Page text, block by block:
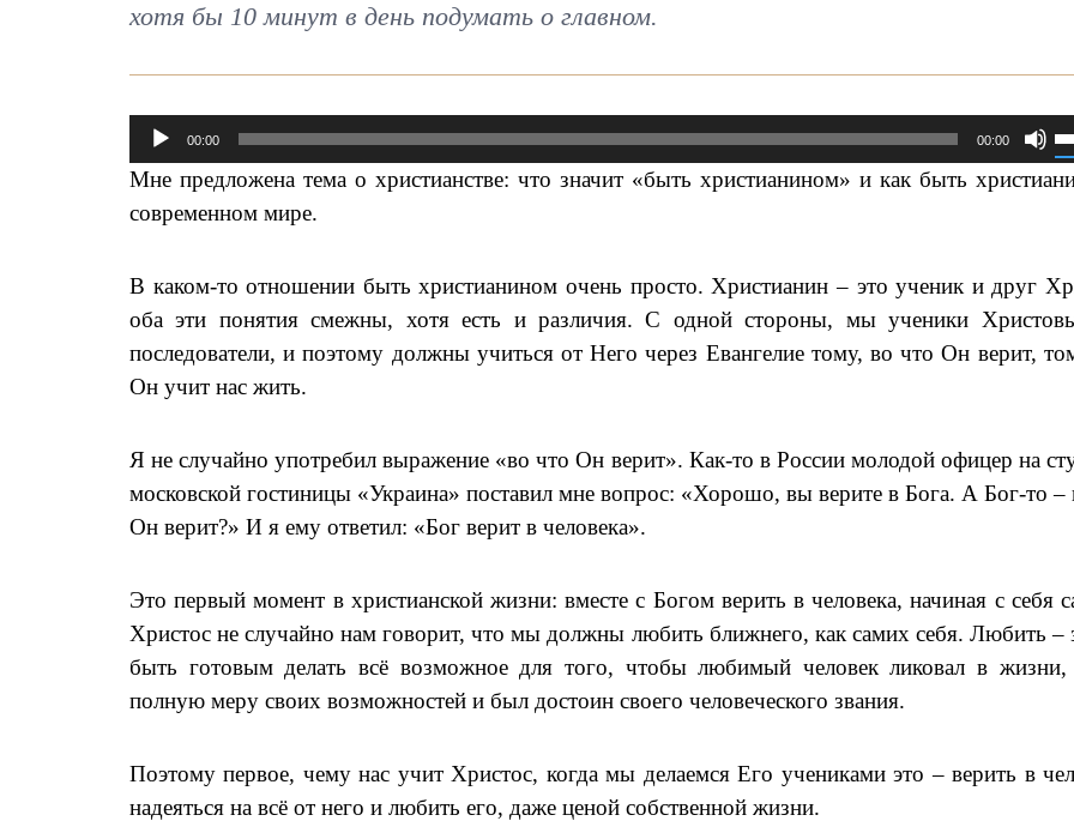
хотя бы 10 минут в день подумать о главном.
Аудиоплеер
00:00 00:00
Мне предложена тема о христианстве: что значит «быть христианином» и как быть
современном мире.
В каком-то отношении быть христианином очень просто. Христианин – это ученик и друг
оба эти понятия смежны, хотя есть и различия. С одной стороны, мы ученики
последователи, и поэтому должны учиться от Него через Евангелие тому, во что Он верит,
Он учит нас жить.
Я не случайно употребил выражение «во что Он верит». Как-то в России молодой офицер на
московской гостиницы «Украина» поставил мне вопрос: «Хорошо, вы верите в Бога. А Бог-то –
Он верит?» И я ему ответил: «Бог верит в человека».
Это первый момент в христианской жизни: вместе с Богом верить в человека, начиная с себя
Христос не случайно нам говорит, что мы должны любить ближнего, как самих себя. Любить –
быть готовым делать всё возможное для того, чтобы любимый человек ликовал в
полную меру своих возможностей и был достоин своего человеческого звания.
Поэтому первое, чему нас учит Христос, когда мы делаемся Его учениками это – верить в
надеяться на всё от него и любить его, даже ценой собственной жизни.